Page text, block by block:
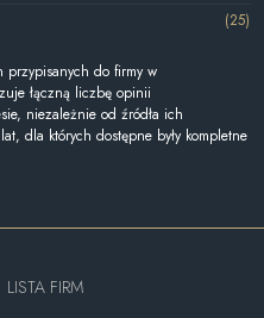
(25)
przypisanych do firmy w
łączną liczbę opinii
niezależnie od źródła ich
dla których dostępne były kompletne
LISTA FIRM